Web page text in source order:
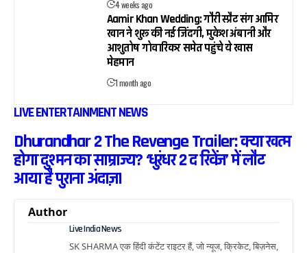
4 weeks ago
Aamir Khan Wedding: गौरी स्प्रैट संग आमिर
खान ने शुरू की नई जिंदगी, मुकेश अंबानी और
आशुतोष गोवारिकर समेत पहुंचे ये खास
मेहमान
1 month ago
LIVE ENTERTAINMENT NEWS
Dhurandhar 2 The Revenge Trailer: क्या खत्म
होगा दुश्मन का साम्राज्य? ‘धुरंधर 2 द रिवेंज’ में लौट
आया है पुराना अंदाज़।
Author
Live India News
SK SHARMA एक हिंदी कंटेंट राइटर हैं, जो न्यूज, क्रिकेट, बिज़नेस,